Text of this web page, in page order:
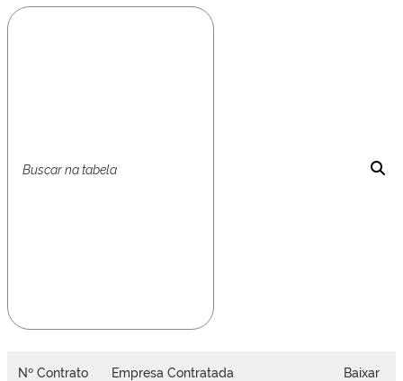
Nº Contrato Empresa Contratada Baixar